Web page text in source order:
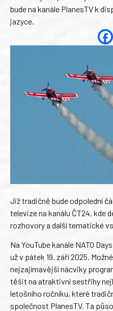
bude na kanále PlanesTV k
jazyce.
Již tradičně bude odpolední
televize na kanálu ČT24, kde
rozhovory a další tematické
Na YouTube kanále NATO
už v pátek 19. září 2025.
nejzajímavější nácviky
těšit na atraktivní sestřihy
letošního ročníku, které
společnost PlanesTV. Ta